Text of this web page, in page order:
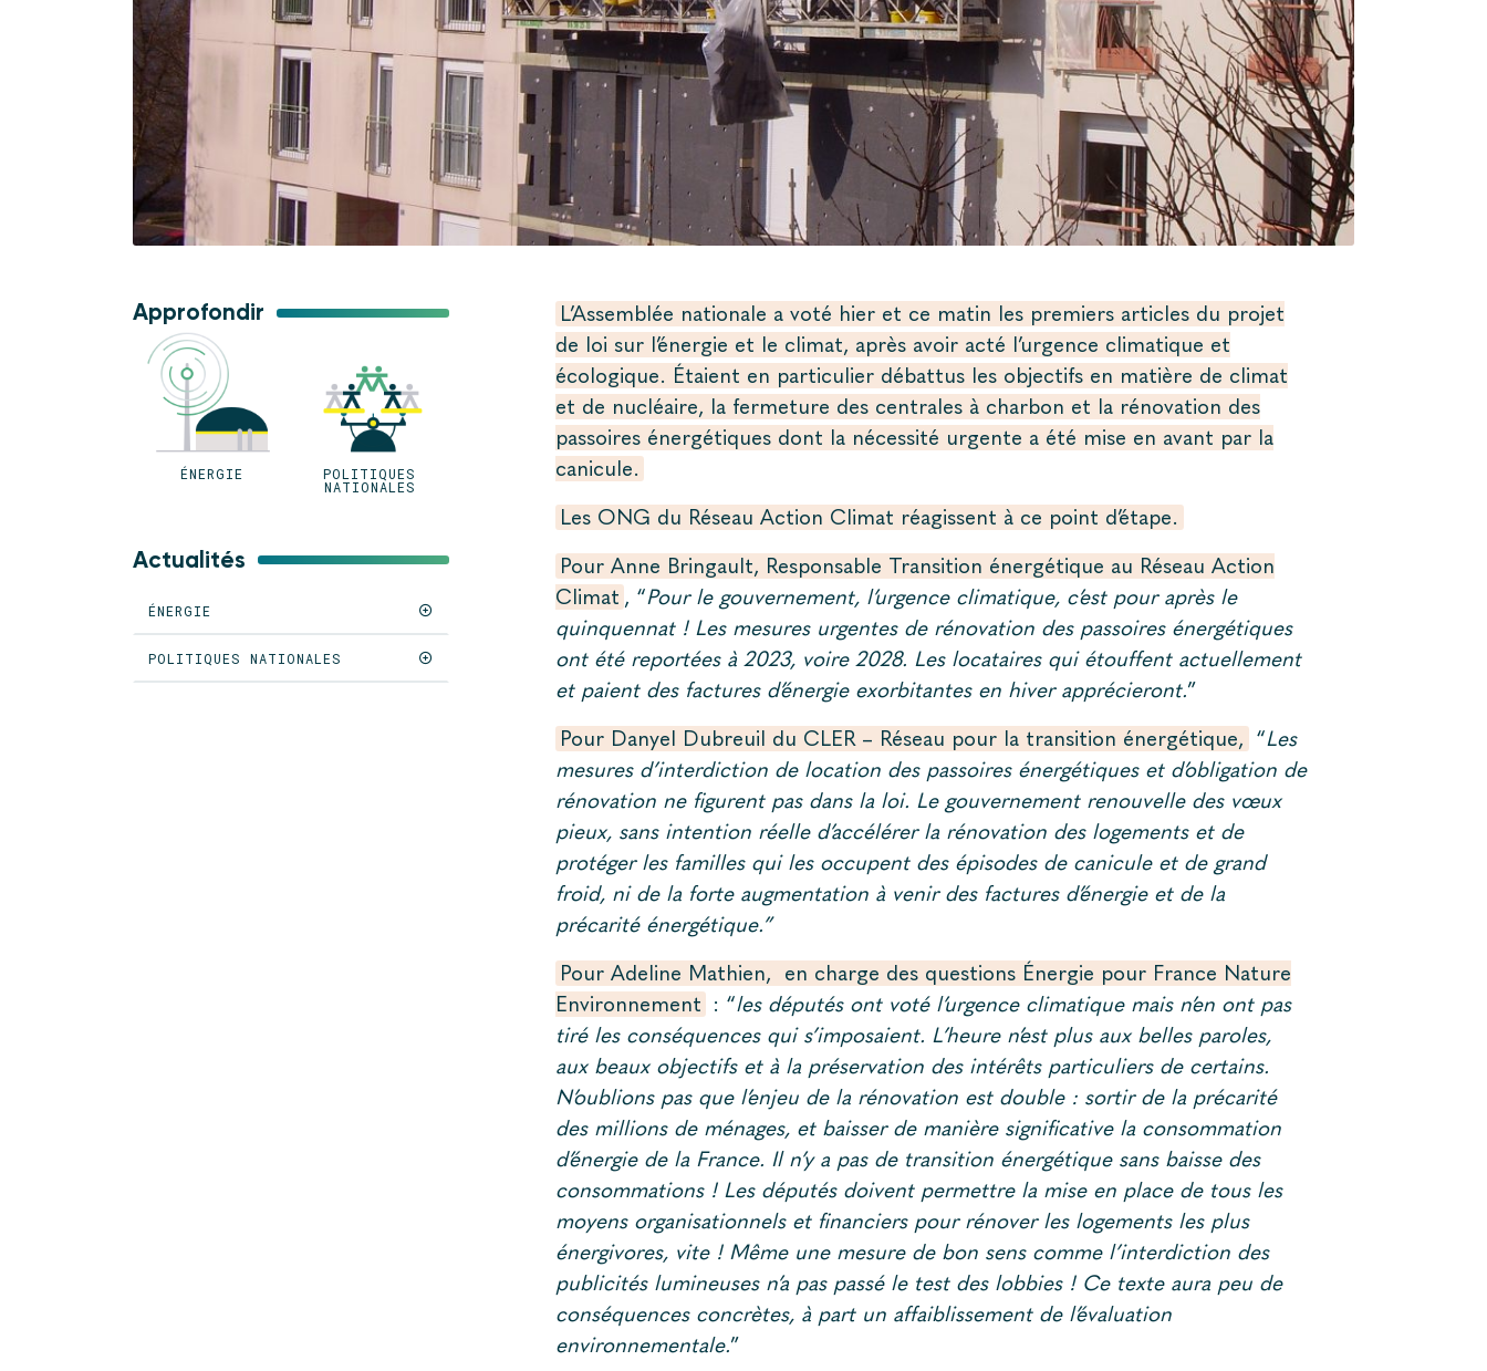
Approfondir
ÉNERGIE POLITIQUES
NATIONALES
Actualités
ÉNERGIE
POLITIQUES NATIONALES
L’Assemblée nationale a voté hier et ce matin les premiers articles du projet
de loi sur l’énergie et le climat, après avoir acté l’urgence climatique et
écologique. Étaient en particulier débattus les objectifs en matière de climat
et de nucléaire, la fermeture des centrales à charbon et la rénovation des
passoires énergétiques dont la nécessité urgente a été mise en avant par la
canicule.
Les ONG du Réseau Action Climat réagissent à ce point d’étape.
Pour Anne Bringault, Responsable Transition énergétique au Réseau Action
Climat , “Pour le gouvernement, l’urgence climatique, c’est pour après le
quinquennat ! Les mesures urgentes de rénovation des passoires énergétiques
ont été reportées à 2023, voire 2028. Les locataires qui étouffent actuellement
et paient des factures d’énergie exorbitantes en hiver apprécieront.”
Pour Danyel Dubreuil du CLER – Réseau pour la transition énergétique, “Les
mesures d’interdiction de location des passoires énergétiques et d’obligation de
rénovation ne figurent pas dans la loi. Le gouvernement renouvelle des vœux
pieux, sans intention réelle d’accélérer la rénovation des logements et de
protéger les familles qui les occupent des épisodes de canicule et de grand
froid, ni de la forte augmentation à venir des factures d’énergie et de la
précarité énergétique.”
Pour Adeline Mathien, en charge des questions Énergie pour France Nature
Environnement : “les députés ont voté l’urgence climatique mais n’en ont pas
tiré les conséquences qui s’imposaient. L’heure n’est plus aux belles paroles,
aux beaux objectifs et à la préservation des intérêts particuliers de certains.
N’oublions pas que l’enjeu de la rénovation est double : sortir de la précarité
des millions de ménages, et baisser de manière significative la consommation
d’énergie de la France. Il n’y a pas de transition énergétique sans baisse des
consommations ! Les députés doivent permettre la mise en place de tous les
moyens organisationnels et financiers pour rénover les logements les plus
énergivores, vite ! Même une mesure de bon sens comme l’interdiction des
publicités lumineuses n’a pas passé le test des lobbies ! Ce texte aura peu de
conséquences concrètes, à part un affaiblissement de l’évaluation
environnementale.”